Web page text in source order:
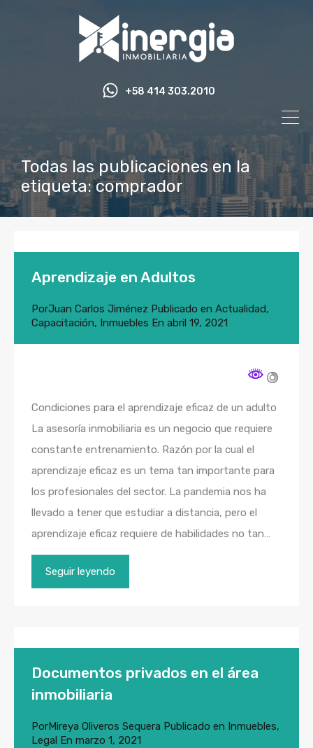
+58 414 303.2010
Todas las publicaciones en la
etiqueta: comprador
Aprendizaje en Adultos
PorJuan Carlos Jiménez Publicado en Actualidad,
Capacitación, Inmuebles En abril 19, 2021
Condiciones para el aprendizaje eficaz de un adulto
La asesoría inmobiliaria es un negocio que requiere
constante entrenamiento. Razón por la cual el
aprendizaje eficaz es un tema tan importante para
los profesionales del sector. La pandemia nos ha
llevado a tener que estudiar a distancia, pero el
aprendizaje eficaz requiere de habilidades no tan…
Seguir leyendo
Documentos privados en el área
inmobiliaria
PorMireya Oliveros Sequera Publicado en Inmuebles,
Legal En marzo 1, 2021